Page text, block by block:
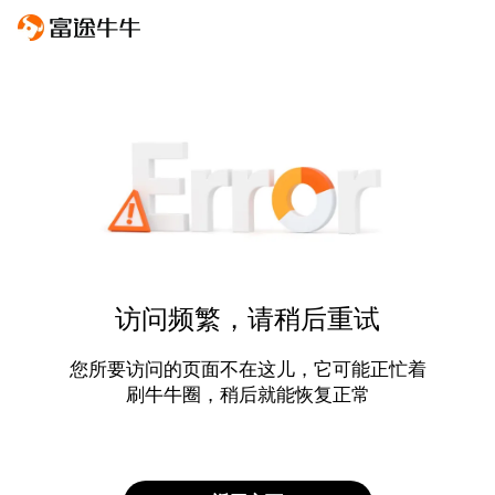
访问频繁，请稍后重试
您所要访问的页面不在这儿，它可能正忙着
刷牛牛圈，稍后就能恢复正常